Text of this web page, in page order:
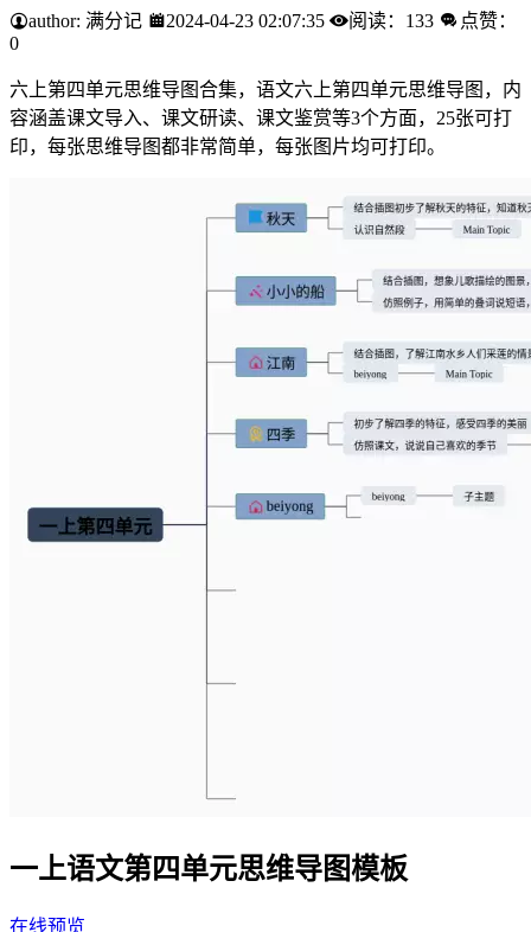
author: 满分记 2024-04-23 02:07:35 阅读：133
点赞：
0
六上第四单元思维导图合集，语文六上第四单元思维导图，内
容涵盖课文导入、课文研读、课文鉴赏等3个方面，25张可打
印，每张思维导图都非常简单，每张图片均可打印。
一上语文第四单元思维导图模板
在线预览